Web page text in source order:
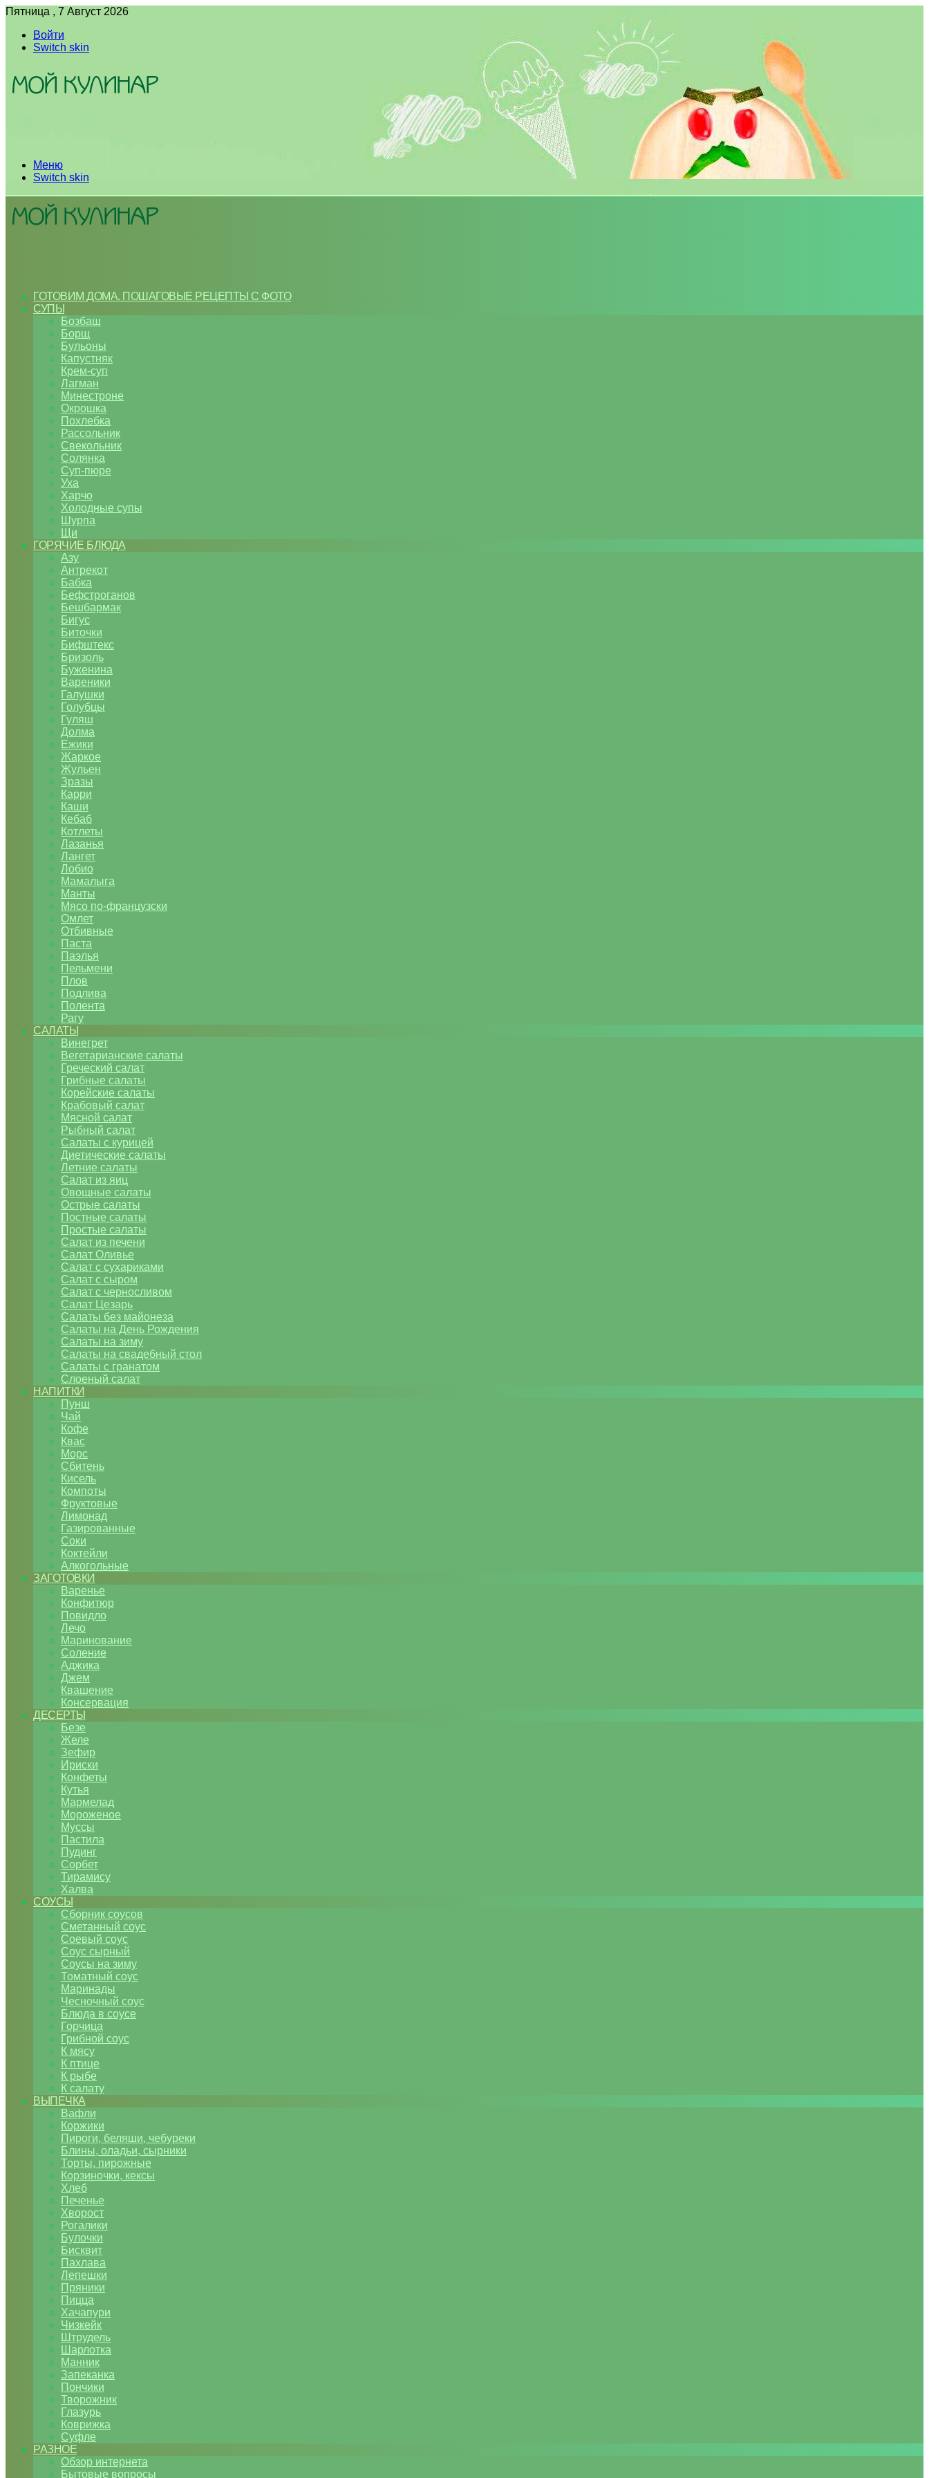
Пятница , 7 Август 2026
Войти
Switch skin
Меню
Switch skin
ГОТОВИМ ДОМА. ПОШАГОВЫЕ РЕЦЕПТЫ С ФОТО
СУПЫ
Бозбаш
Борщ
Бульоны
Капустняк
Крем-суп
Лагман
Минестроне
Окрошка
Похлебка
Рассольник
Свекольник
Солянка
Суп-пюре
Уха
Харчо
Холодные супы
Шурпа
Щи
ГОРЯЧИЕ БЛЮДА
Азу
Антрекот
Бабка
Бефстроганов
Бешбармак
Бигус
Биточки
Бифштекс
Бризоль
Буженина
Вареники
Галушки
Голубцы
Гуляш
Долма
Ежики
Жаркое
Жульен
Зразы
Карри
Каши
Кебаб
Котлеты
Лазанья
Лангет
Лобио
Мамалыга
Манты
Мясо по-французски
Омлет
Отбивные
Паста
Паэлья
Пельмени
Плов
Подлива
Полента
Рагу
САЛАТЫ
Винегрет
Вегетарианские салаты
Греческий салат
Грибные салаты
Корейские салаты
Крабовый салат
Мясной салат
Рыбный салат
Салаты с курицей
Диетические салаты
Летние салаты
Салат из яиц
Овощные салаты
Острые салаты
Постные салаты
Простые салаты
Салат из печени
Салат Оливье
Салат с сухариками
Салат с сыром
Салат с черносливом
Салат Цезарь
Салаты без майонеза
Салаты на День Рождения
Салаты на зиму
Салаты на свадебный стол
Салаты с гранатом
Слоеный салат
НАПИТКИ
Пунш
Чай
Кофе
Квас
Морс
Сбитень
Кисель
Компоты
Фруктовые
Лимонад
Газированные
Соки
Коктейли
Алкогольные
ЗАГОТОВКИ
Варенье
Конфитюр
Повидло
Лечо
Маринование
Соление
Аджика
Джем
Квашение
Консервация
ДЕСЕРТЫ
Безе
Желе
Зефир
Ириски
Конфеты
Кутья
Мармелад
Мороженое
Муссы
Пастила
Пудинг
Сорбет
Тирамису
Халва
СОУСЫ
Сборник соусов
Сметанный соус
Соевый соус
Соус сырный
Соусы на зиму
Томатный соус
Маринады
Чесночный соус
Блюда в соусе
Горчица
Грибной соус
К мясу
К птице
К рыбе
К салату
ВЫПЕЧКА
Вафли
Коржики
Пироги, беляши, чебуреки
Блины, оладьи, сырники
Торты, пирожные
Корзиночки, кексы
Хлеб
Печенье
Хворост
Рогалики
Булочки
Бисквит
Пахлава
Лепешки
Пряники
Пицца
Хачапури
Чизкейк
Штрудель
Шарлотка
Манник
Запеканка
Пончики
Творожник
Глазурь
Коврижка
Суфле
РАЗНОЕ
Обзор интернета
Бытовые вопросы